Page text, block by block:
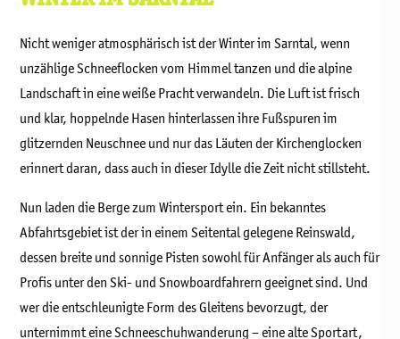
Nicht weniger atmosphärisch ist der Winter im Sarntal, wenn
unzählige Schneeflocken vom Himmel tanzen und die alpine
Landschaft in eine weiße Pracht verwandeln. Die Luft ist frisch
und klar, hoppelnde Hasen hinterlassen ihre Fußspuren im
glitzernden Neuschnee und nur das Läuten der Kirchenglocken
erinnert daran, dass auch in dieser Idylle die Zeit nicht stillsteht.
Nun laden die Berge zum Wintersport ein. Ein bekanntes
Abfahrtsgebiet ist der in einem Seitental gelegene Reinswald,
dessen breite und sonnige Pisten sowohl für Anfänger als auch für
Profis unter den Ski- und Snowboardfahrern geeignet sind. Und
wer die entschleunigte Form des Gleitens bevorzugt, der
unternimmt eine Schneeschuhwanderung – eine alte Sportart,